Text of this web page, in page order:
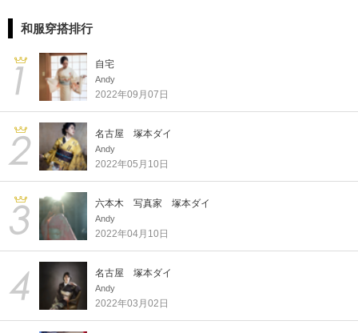
和服穿搭排行
自宅
Andy
2022年09月07日
名古屋 塚本ダイ
Andy
2022年05月10日
六本木 写真家 塚本ダイ
Andy
2022年04月10日
名古屋 塚本ダイ
Andy
2022年03月02日